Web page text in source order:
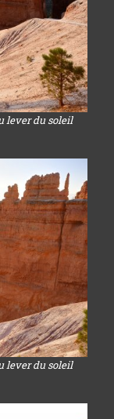
lever du soleil
lever du soleil